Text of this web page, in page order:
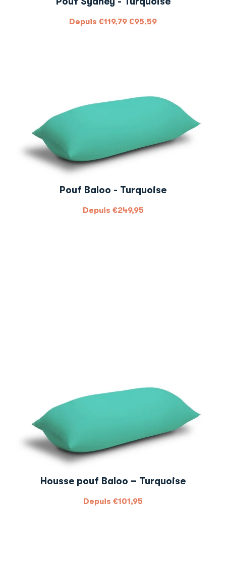
Depuis €119,79 €95,59
Pouf Baloo - Turquoise
Depuis €249,95
Housse pouf Baloo – Turquoise
Depuis €101,95